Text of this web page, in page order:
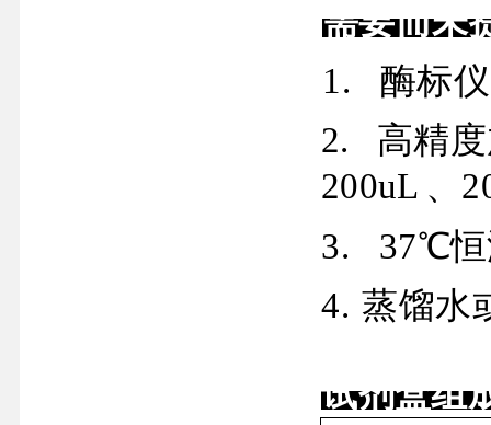
需要而未
1.
酶标
2. 高精
200uL 、
3.
37℃恒
4. 蒸馏水
试剂盒组